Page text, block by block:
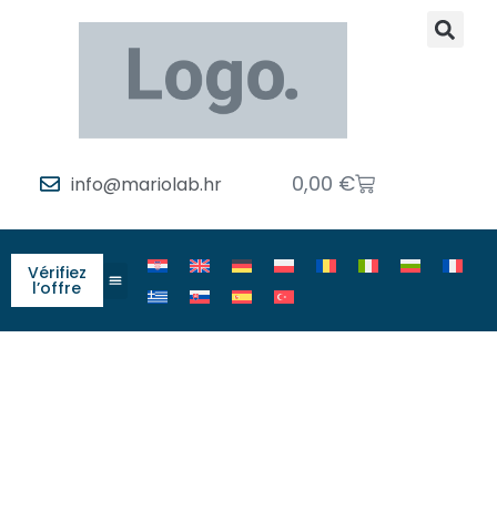
info@mariolab.hr 0,00 €
Vérifiez
l’offre